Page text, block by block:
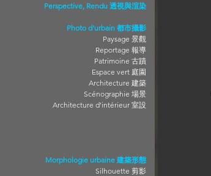
Perspective, Rendu 透視與渲染
Photo d'urbain 都市攝影
Paysage 景觀
Reportage 報導
Patrimoine 古蹟
Espace vert 庭園
Architecture 建築
Scénographie 場景
Architecture d'intérieur 室設
Morphologie urbaine 建築形態
Silhouette 剪影